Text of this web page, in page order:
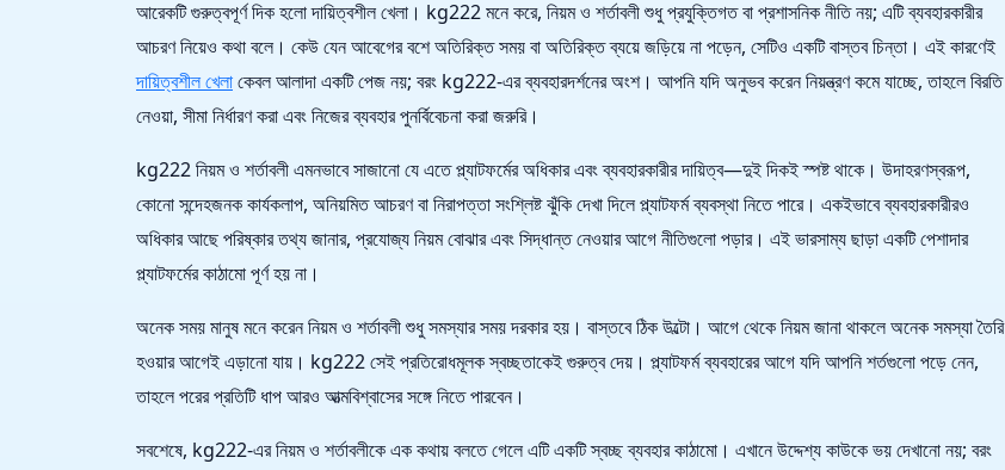
আরেকটি গুরুত্বপূর্ণ দিক হলো দায়িত্বশীল খেলা। kg222 মনে করে, নিয়ম ও শর্তাবলী শুধু প্রযুক্তিগত বা প্রশাসনিক নীতি নয়; এটি ব্যবহারকারীর
আচরণ নিয়েও কথা বলে। কেউ যেন আবেগের বশে অতিরিক্ত সময় বা অতিরিক্ত ব্যয়ে জড়িয়ে না পড়েন, সেটিও একটি বাস্তব চিন্তা। এই কারণেই
দায়িত্বশীল খেলাকেবল আলাদা একটি পেজ নয়; বরং kg222-এর ব্যবহারদর্শনের অংশ। আপনি যদি অনুভব করেন নিয়ন্ত্রণ কমে যাচ্ছে, তাহলে বিরতি
নেওয়া, সীমা নির্ধারণ করা এবং নিজের ব্যবহার পুনর্বিবেচনা করা জরুরি।
kg222 নিয়ম ও শর্তাবলী এমনভাবে সাজানো যে এতে প্ল্যাটফর্মের অধিকার এবং ব্যবহারকারীর দায়িত্ব—দুই দিকই স্পষ্ট থাকে। উদাহরণস্বরূপ,
কোনো সন্দেহজনক কার্যকলাপ, অনিয়মিত আচরণ বা নিরাপত্তা সংশ্লিষ্ট ঝুঁকি দেখা দিলে প্ল্যাটফর্ম ব্যবস্থা নিতে পারে। একইভাবে ব্যবহারকারীরও
অধিকার আছে পরিষ্কার তথ্য জানার, প্রযোজ্য নিয়ম বোঝার এবং সিদ্ধান্ত নেওয়ার আগে নীতিগুলো পড়ার। এই ভারসাম্য ছাড়া একটি পেশাদার
প্ল্যাটফর্মের কাঠামো পূর্ণ হয় না।
অনেক সময় মানুষ মনে করেন নিয়ম ও শর্তাবলী শুধু সমস্যার সময় দরকার হয়। বাস্তবে ঠিক উল্টো। আগে থেকে নিয়ম জানা থাকলে অনেক সমস্যা তৈরি
হওয়ার আগেই এড়ানো যায়। kg222 সেই প্রতিরোধমূলক স্বচ্ছতাকেই গুরুত্ব দেয়। প্ল্যাটফর্ম ব্যবহারের আগে যদি আপনি শর্তগুলো পড়ে নেন,
তাহলে পরের প্রতিটি ধাপ আরও আত্মবিশ্বাসের সঙ্গে নিতে পারবেন।
সবশেষে, kg222-এর নিয়ম ও শর্তাবলীকে এক কথায় বলতে গেলে এটি একটি স্বচ্ছ ব্যবহার কাঠামো। এখানে উদ্দেশ্য কাউকে ভয় দেখানো নয়; বরং